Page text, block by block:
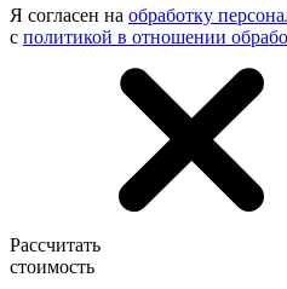
Я согласен на обработку
с политикой в отношении
Рассчитать
стоимость